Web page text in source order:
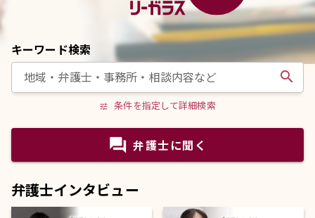
キーワード検索
search
tune 条件を指定して詳細検索
question_answer 弁護士に聞く
弁護士インタビュー